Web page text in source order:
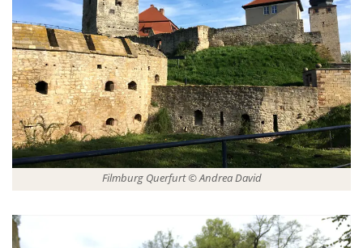
Filmburg Querfurt © Andrea David